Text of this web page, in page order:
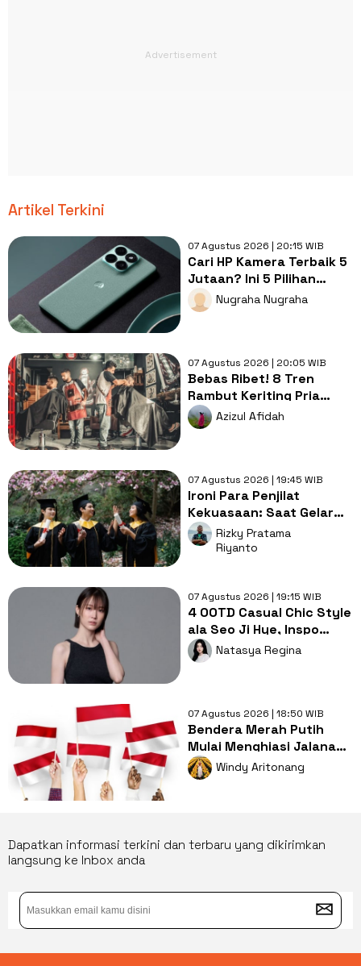
Artikel Terkini
07 Agustus 2026 | 20:15 WIB
Cari HP Kamera Terbaik 5
Jutaan? Ini 5 Pilihan
dengan Foto Paling Tajam
Nugraha Nugraha
07 Agustus 2026 | 20:05 WIB
Bebas Ribet! 8 Tren
Rambut Keriting Pria
untuk Wajah Kotak yang
Gampang Ditata
Azizul Afidah
07 Agustus 2026 | 19:45 WIB
Ironi Para Penjilat
Kekuasaan: Saat Gelar
Akademis Kalah oleh
Mental ABS
Rizky Pratama
Riyanto
07 Agustus 2026 | 19:15 WIB
4 OOTD Casual Chic Style
ala Seo Ji Hye, Inspo
Gaya Ngampus Sampai
Ngantor!
Natasya Regina
07 Agustus 2026 | 18:50 WIB
Bendera Merah Putih
Mulai Menghiasi Jalanan,
Mengapa Tradisi ini
Penting?
Windy Aritonang
Dapatkan informasi terkini dan terbaru yang dikirimkan
langsung ke Inbox anda